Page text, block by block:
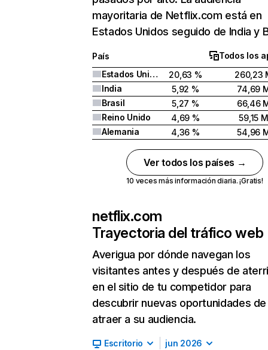
mayoritaria de Netflix.com está en
Estados Unidos seguido de India y
País
Todos los
Estados Unidos
20,63 %
260,23
India
5,92 %
74,69
Brasil
5,27 %
66,46
Reino Unido
4,69 %
59,15 M
Alemania
4,36 % 54,96
Ver todos los países →
10 veces más información diaria. ¡Gratis!
netflix.com
Trayectoria del tráfico web
Averigua por dónde navegan los
visitantes antes y después de
en el sitio de tu competidor para
descubrir nuevas oportunidades de
atraer a su audiencia.
Escritorio jun 2026